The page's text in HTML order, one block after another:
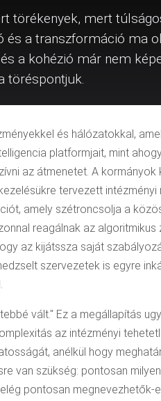
törékenyek, mert
és a transzformáció ma
a kohézió már nem
töréspontjuk.
és hálózatokkal,
platformjait, mint
az átmenetet. A
tervezett
amely szétroncsolja a
reagálnak az
az kijátssza saját
szervezetek is egyre
vált." Ez a megállapítás
az intézményi
anélkül hogy
van szükség: pontosan
pontosan megnevezhetők-